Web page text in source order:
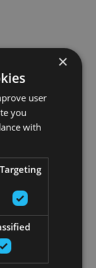
×
user
you
with
Targeting